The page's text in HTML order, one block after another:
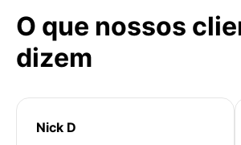
O que nossos
dizem
Nick D